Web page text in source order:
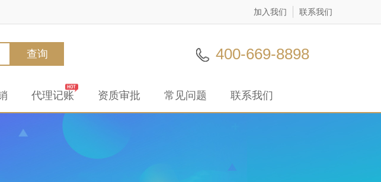
加入我们 联系我们
400-669-8898
查询
代理记账 资质审批 常见问题 联系我们